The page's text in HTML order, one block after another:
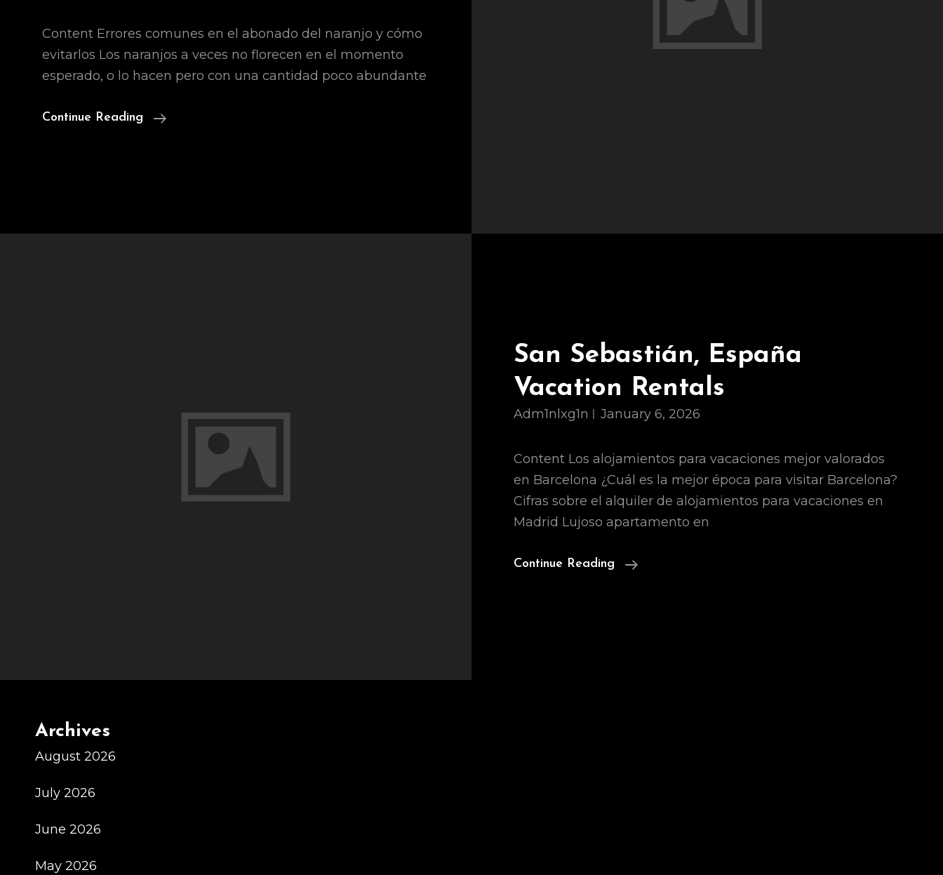
Content Errores comunes en el abonado del naranjo y cómo
evitarlos Los naranjos a veces no florecen en el momento
esperado, o lo hacen pero con una cantidad poco abundante
Continue Reading
Los
San Sebastián, España
Vacation Rentals
Adm1nlxg1n January 6, 2026
Content Los alojamientos para vacaciones mejor valorados
en Barcelona ¿Cuál es la mejor época para visitar Barcelona?
Cifras sobre el alquiler de alojamientos para vacaciones en
Madrid Lujoso apartamento en
Continue Reading
San
Archives
August 2026
July 2026
June 2026
May 2026